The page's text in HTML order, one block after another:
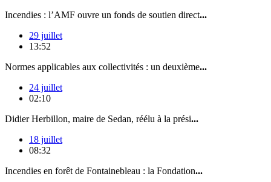
Incendies : l’AMF ouvre un fonds de soutien direct...
29 juillet
13:52
Normes applicables aux collectivités : un deuxième...
24 juillet
02:10
Didier Herbillon, maire de Sedan, réélu à la prési...
18 juillet
08:32
Incendies en forêt de Fontainebleau : la Fondation...